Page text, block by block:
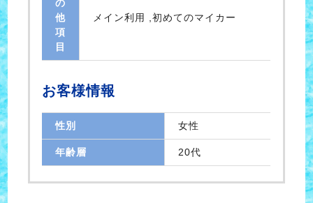
の
他
項
目
メイン利用 ,初めてのマイカー
お客様情報
性別 女性
年齢層 20代